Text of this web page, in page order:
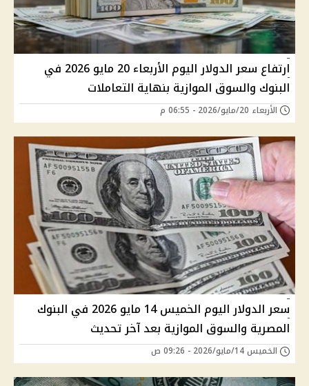
ارتفاع سعر الدولار اليوم الأربعاء 20 مايو 2026 في
البنوك والسوق الموازية بنهاية التعاملات
الأربعاء 20/مايو/2026 - 06:55 م
سعر الدولار اليوم الخميس 14 مايو 2026 في البنوك
المصرية والسوق الموازية بعد آخر تحديث
الخميس 14/مايو/2026 - 09:26 ص